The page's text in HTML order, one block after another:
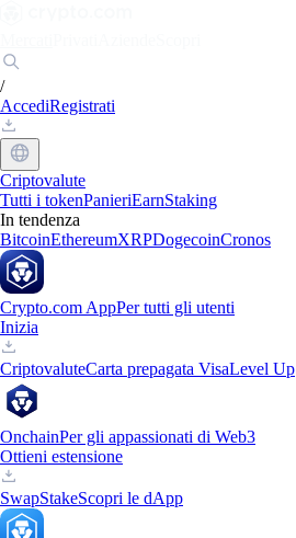
/
AccediRegistrati
Criptovalute
Tutti i tokenPanieriEarnStaking
In tendenza
BitcoinEthereumXRPDogecoinCronos
Crypto.com AppPer tutti gli utenti
Inizia
CriptovaluteCarta prepagata VisaLevel Up
OnchainPer gli appassionati di Web3
Ottieni estensione
SwapStakeScopri le dApp